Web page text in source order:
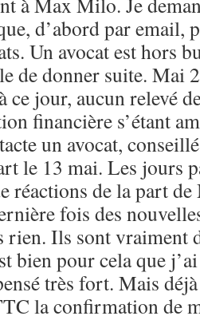
d’abord par email,
Un avocat est hors
de donner suite. Mai
ce jour, aucun relevé
financière s’étant
un avocat,
le 13 mai. Les jours
réactions de la part
fois des
Ils sont vraiment
bien pour cela que
très fort. Mais
la confirmation de